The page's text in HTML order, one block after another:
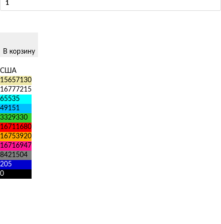
В корзину
США
15657130
16777215
65535
49151
3329330
16711680
16753920
16716947
8421504
205
0